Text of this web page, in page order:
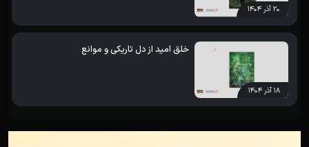
۲۰ آذر ۱۴۰۴
۱۸ آذر ۱۴۰۴
خلق امید از دل تاریکی و موانع